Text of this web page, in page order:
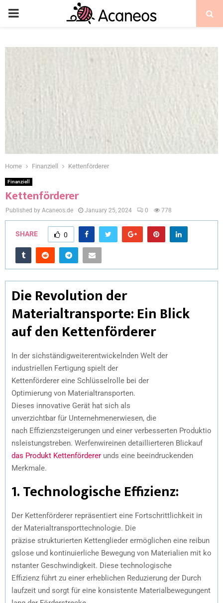
Home Finanziell Kettenförderer
Finanziell
Kettenförderer
Published by Acaneos.de January 25, 2024 0 778
SHARE 0
Die Revolution der
Materialtransporte: Ein Blick
auf den Kettenförderer
In der sichständigweiterentwickelnden Welt der
industriellen Fertigung spielt der
Kettenförderer eine Schlüsselrolle bei der
Optimierung von Materialtransporten.
Dieses innovative Gerät hat sich als
unverzichtbar für Unternehmenerwiesen, die
nach Effizienzsteigerungen und einer verbesserten Produktio
nsleistungstreben. Werfenwireinen detaillierteren Blickauf
das Produkt Kettenförderer unds eine beeindruckenden
Merkmale.
1.TechnologischeEffizienz:
Der Kettenförderer repräsentiert eine Fortschrittlichkeit in
der Materialtransporttechnologie. Die
präzise strukturierten Kettenglieder ermöglichen eine reibun
gslose und kontinuierliche Bewegung von Materialien mit ko
nstanter Geschwindigkeit. Diese technologische
Effizienz führt zu einer erheblichen Reduzierung der Durch
laufzeit und sorgt für eine konsistente Materialbewegungent